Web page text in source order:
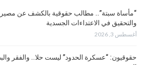
“مأساة سبتة”.. مطالب حقوقية بالكشف عن مصير
والتحقيق في الاعتداءات الجسدية
أغسطس 3, 2026
حقوقيون: “عسكرة الحدود” ليست حلا.. والفقر